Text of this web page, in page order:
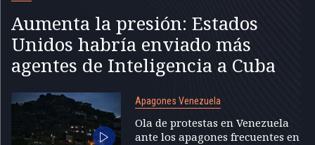
Aumenta la presión: Estados
Unidos habría enviado más
agentes de Inteligencia a Cuba
Apagones Venezuela
Ola de protestas en Venezuela
ante los apagones frecuentes en